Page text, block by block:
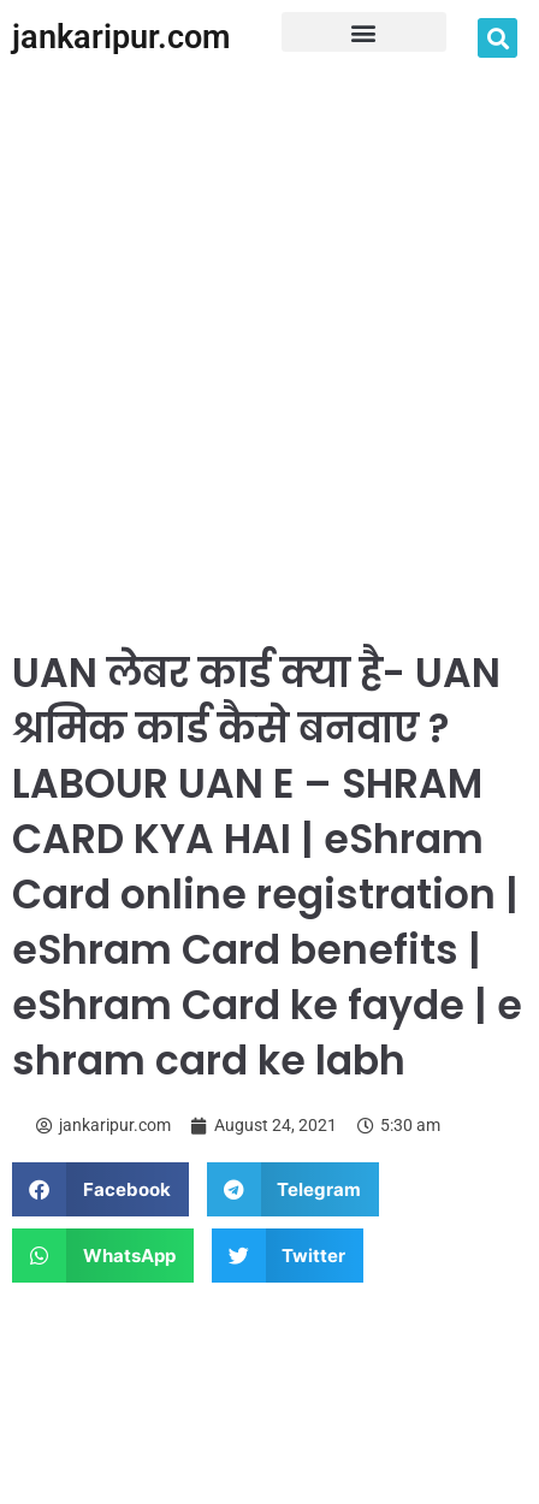
jankaripur.com
UAN लेबर कार्ड क्या है- UAN
श्रमिक कार्ड कैसे बनवाए ?
LABOUR UAN E – SHRAM
CARD KYA HAI | eShram
Card online registration |
eShram Card benefits |
eShram Card ke fayde | e
shram card ke labh
jankaripur.com August 24, 2021 5:30 am
Facebook Telegram
WhatsApp Twitter